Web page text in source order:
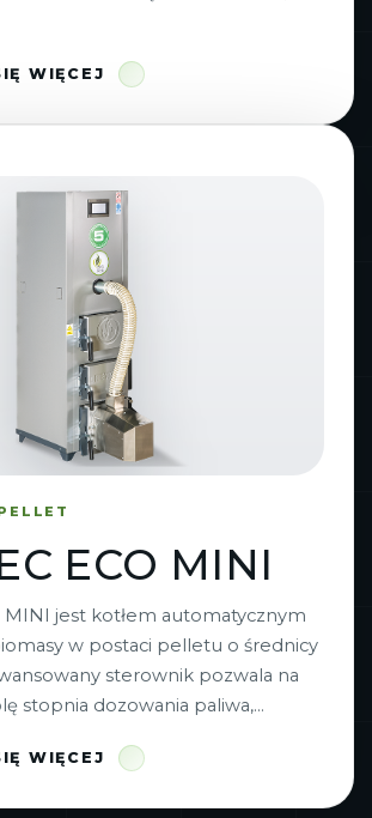
WIĘCEJ
ECO MINI
MINI jest kotłem automatycznym
w postaci pelletu o średnicy
sterownik pozwala na
stopnia dozowania paliwa,...
WIĘCEJ